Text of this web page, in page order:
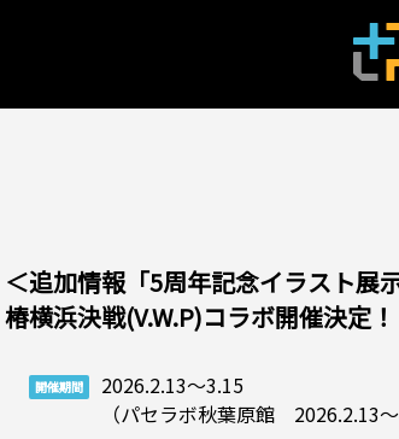
＜追加情報「5周年記念イラスト展
椿横浜決戦(V.W.P)コラボ開催決定！
開催期間
2026.2.13～3.15
（パセラボ秋葉原館 2026.2.13～